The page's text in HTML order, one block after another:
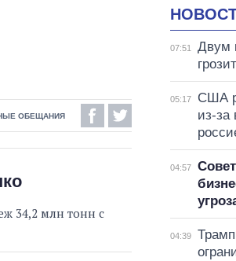
ОБЕЩАНИЯ
34,2 млн тонн с
07:51
Двум
05:17
США
из-за
04:57
04:39